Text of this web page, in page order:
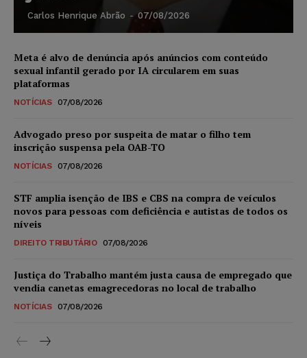
Carlos Henrique Abrão - 07/08/2026
Meta é alvo de denúncia após anúncios com conteúdo
sexual infantil gerado por IA circularem em suas
plataformas
NOTÍCIAS 07/08/2026
Advogado preso por suspeita de matar o filho tem
inscrição suspensa pela OAB-TO
NOTÍCIAS 07/08/2026
STF amplia isenção de IBS e CBS na compra de veículos
novos para pessoas com deficiência e autistas de todos os
níveis
DIREITO TRIBUTÁRIO 07/08/2026
Justiça do Trabalho mantém justa causa de empregado que
vendia canetas emagrecedoras no local de trabalho
NOTÍCIAS 07/08/2026